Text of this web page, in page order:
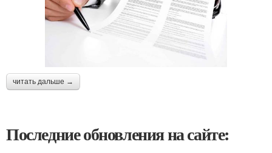
читать дальше →
Последние обновления на сайте: